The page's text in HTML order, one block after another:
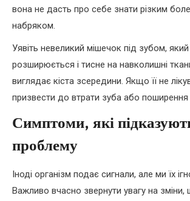
вона не дасть про себе знати різким
набряком.
Уявіть невеликий мішечок під зубом,
розширюється і тисне на навколишні
виглядає кіста зсередини. Якщо її не
призвести до втрати зуба або поширення
Симптоми, які
проблему
Іноді організм подає сигнали, але ми їх
Важливо вчасно звернути увагу на зміни,